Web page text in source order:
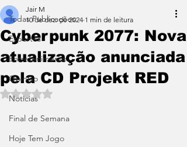
Todas Publicações
Esportes
Entretenimento
Opinião
Noticias
Final de Semana
Hoje Tem Jogo
Cyberpunk 2077: Nova
atualização anunciada
pela CD Projekt RED
Jair M
10 de dez. de 2024 1 min de leitura
Avaliado com NaN de 5 estrelas.